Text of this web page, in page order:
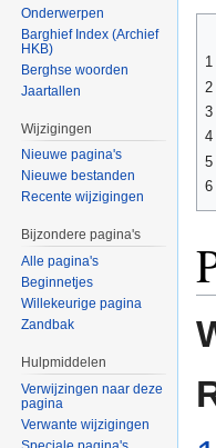
1
2
3
4
5
6
Onderwerpen
Barghief Index (Archief
HKB)
Berghse woorden
Jaartallen
Wijzigingen
Nieuwe pagina's
Nieuwe bestanden
Recente wijzigingen
Bijzondere pagina's
Alle pagina's
Beginnetjes
Willekeurige pagina
Zandbak
Hulpmiddelen
Verwijzingen naar deze
pagina
Verwante wijzigingen